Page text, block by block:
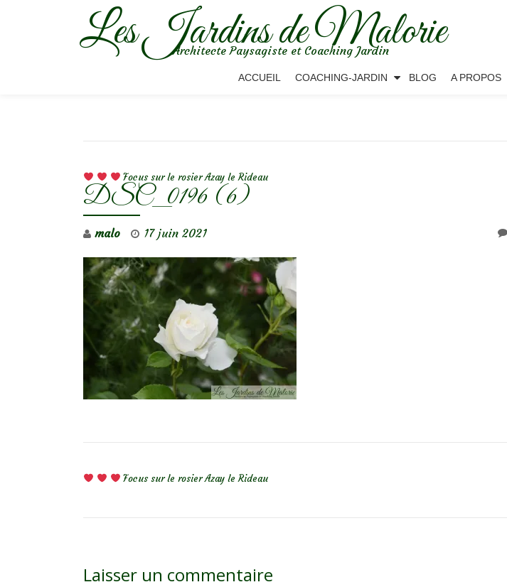
Les Jardins de Malorie
Architecte Paysagiste et Coaching Jardin
ACCUEIL COACHING-JARDIN BLOG A PROPOS
Focus sur le rosier Azay le Rideau
DSC_0196 (6)
malo 17 juin 2021
Focus sur le rosier Azay le Rideau
Laisser un commentaire